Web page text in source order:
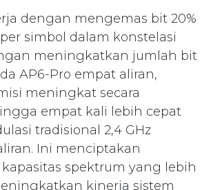
dengan mengemas bit 20%
simbol dalam konstelasi
meningkatkan jumlah bit
AP6-Pro empat aliran,
meningkat secara
empat kali lebih cepat
tradisional 2,4 GHz
Ini menciptakan
spektrum yang lebih
kinerja sistem